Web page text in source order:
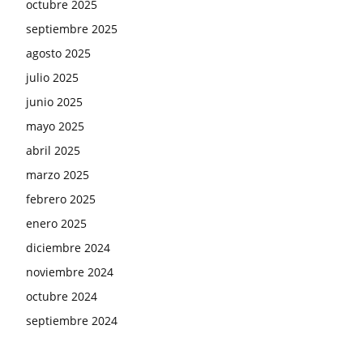
octubre 2025
septiembre 2025
agosto 2025
julio 2025
junio 2025
mayo 2025
abril 2025
marzo 2025
febrero 2025
enero 2025
diciembre 2024
noviembre 2024
octubre 2024
septiembre 2024